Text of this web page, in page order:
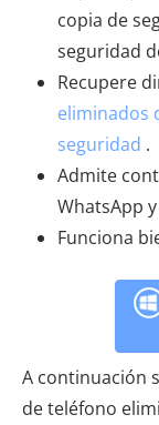
copia de
seguridad
Recupere
eliminados
seguridad .
Admite
WhatsApp
Funciona
A continuación
de teléfono